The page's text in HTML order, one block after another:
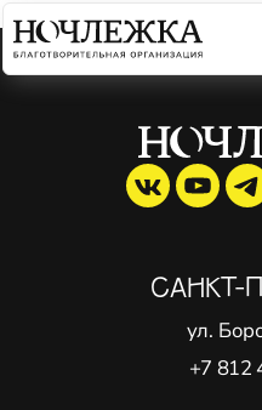
Элемент
САНКТ-
ул.
+7 812